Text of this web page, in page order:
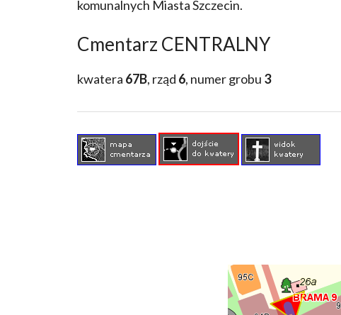
komunalnych Miasta Szczecin.
Cmentarz CENTRALNY
kwatera 67B, rząd 6, numer grobu 3